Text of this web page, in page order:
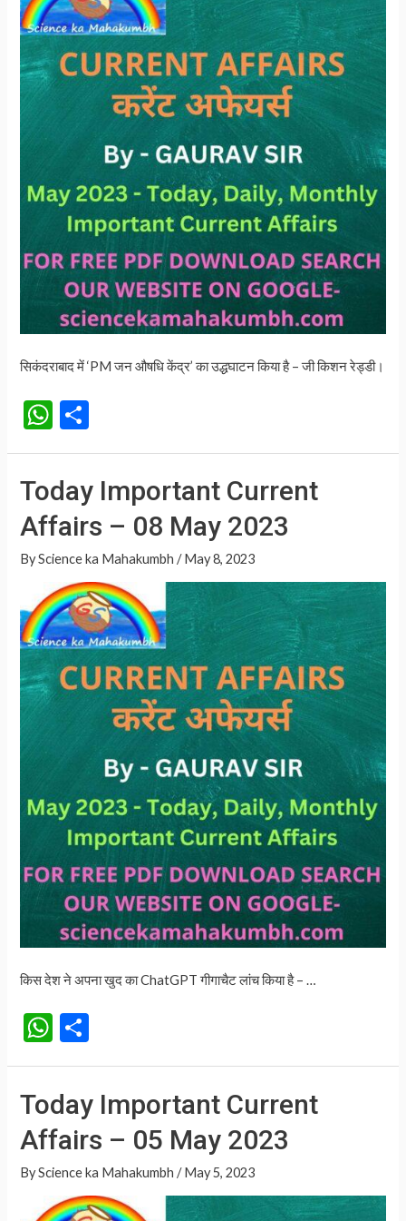
सिकंदराबाद में ‘PM जन औषधि केंद्र’ का उद्धघाटन किया है – जी किशन रेड्डी।
W
at
s
A
p
p
ar
e
Today Important Current
Affairs – 08 May 2023
ByScience ka Mahakumbh /May 8, 2023
किस देश ने अपना खुद का ChatGPT गीगाचैट लांच किया है – …
W
h
at
s
A
p
p
h
ar
e
Today Important Current
Affairs – 05 May 2023
ByScience ka Mahakumbh /May 5, 2023